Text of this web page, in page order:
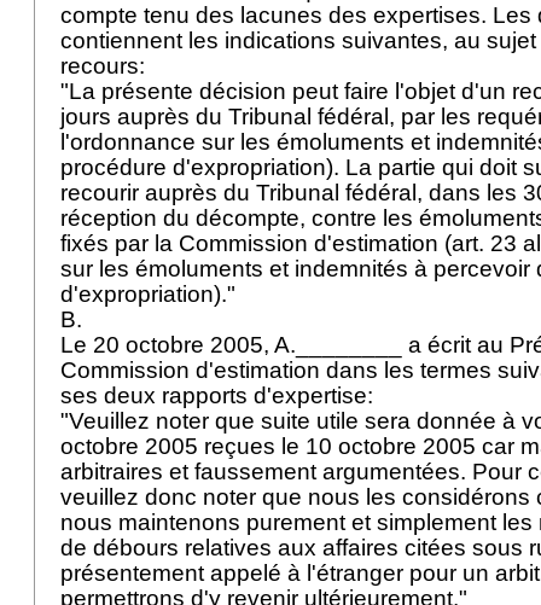
compte tenu des lacunes des expertises. Les
contiennent les indications suivantes, au
recours:
"La présente décision peut faire l'objet d'un
jours auprès du Tribunal fédéral, par les
l'ordonnance sur les émoluments et
procédure d'expropriation). La partie qui doit
recourir auprès du Tribunal fédéral, dans les
réception du décompte, contre les
fixés par la Commission d'estimation (art. 23
sur les émoluments et indemnités à percevoir
d'expropriation)."
B.
Le 20 octobre 2005, A.________ a écrit au
Commission d'estimation dans les termes
ses deux rapports d'expertise:
"Veuillez noter que suite utile sera donnée à
octobre 2005 reçues le 10 octobre 2005 car
arbitraires et faussement argumentées. Pour
veuillez donc noter que nous les considérons
nous maintenons purement et simplement
de débours relatives aux affaires citées sous
présentement appelé à l'étranger pour un
permettrons d'y revenir ultérieurement."